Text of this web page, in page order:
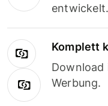
entwickelt.
Komplett
Download
Werbung.